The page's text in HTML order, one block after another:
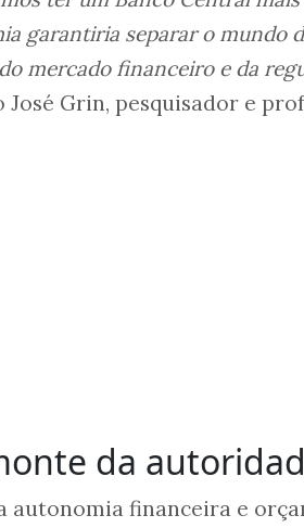
garantiria separar o mundo
mercado financeiro e da
José Grin, pesquisador e
da
autonomia financeira e